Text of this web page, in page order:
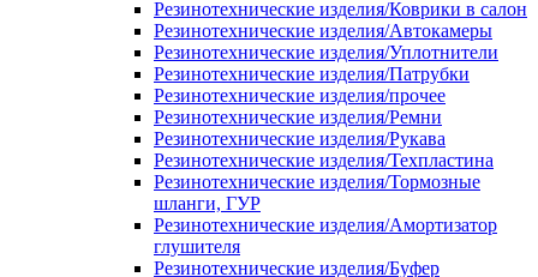
Резинотехнические изделия/Коврики в салон
Резинотехнические изделия/Автокамеры
Резинотехнические изделия/Уплотнители
Резинотехнические изделия/Патрубки
Резинотехнические изделия/прочее
Резинотехнические изделия/Ремни
Резинотехнические изделия/Рукава
Резинотехнические изделия/Техпластина
Резинотехнические изделия/Тормозные
шланги, ГУР
Резинотехнические изделия/Амортизатор
глушителя
Резинотехнические изделия/Буфер